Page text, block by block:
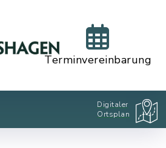
Terminvereinbarung
Digitaler
Ortsplan